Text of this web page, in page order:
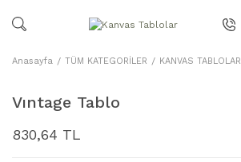
Anasayfa TÜM KATEGORİLER KANVAS TABLOLAR
Vıntage Tablo
830,64 TL